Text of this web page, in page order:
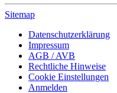
Sitemap
Datenschutzerklärung
Impressum
AGB / AVB
Rechtliche Hinweise
Cookie Einstellungen
Anmelden